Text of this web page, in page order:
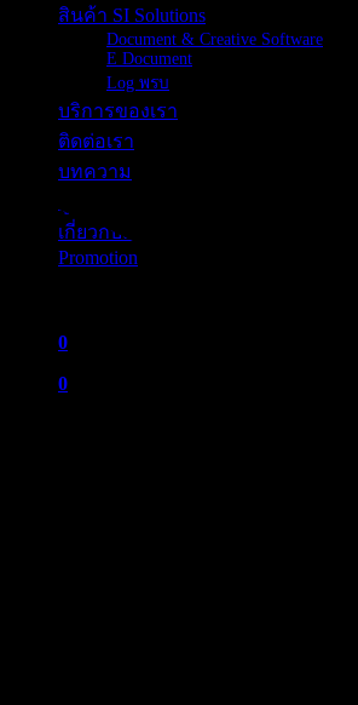
สินค้า SI Solutions
Document & Creative Software
E Document
Log พรบ
บริการของเรา
ติดต่อเรา
บทความ
เกี่ยวกับเรา
Promotion
0
0